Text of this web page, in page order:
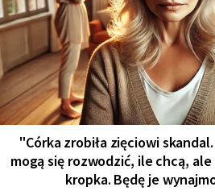
"Córka zrobiła zięciowi
mogą się rozwodzić, ile chcą,
kropka. Będę je